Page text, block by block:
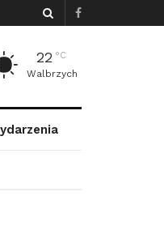
22 °C
Walbrzych